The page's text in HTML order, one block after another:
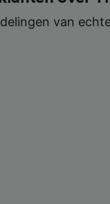
van